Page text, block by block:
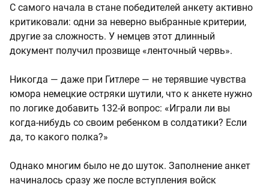
С самого начала в стане победителей анкету активно
критиковали: одни за неверно выбранные критерии,
другие за сложность. У немцев этот длинный
документ получил прозвище «ленточный червь».
Никогда — даже при Гитлере — не терявшие чувства
юмора немецкие остряки шутили, что к анкете нужно
по логике добавить 132‑й вопрос: «Играли ли вы
когда-нибудь со своим ребенком в солдатики? Если
да, то какого полка?»
Однако многим было не до шуток. Заполнение анкет
начиналось сразу же после вступления войск